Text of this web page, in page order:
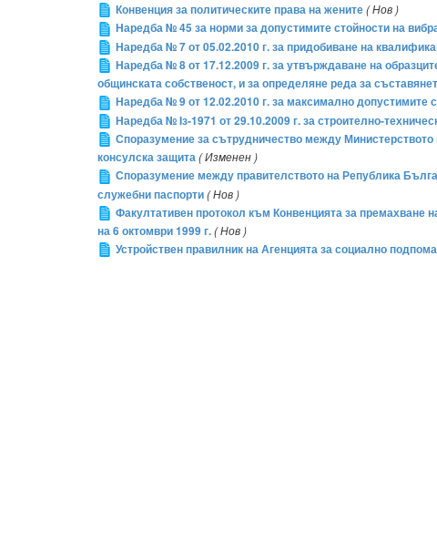
Конвенция за политическите права на жените( Нов )
Наредба № 45 за норми за допустимите стойности на
Наредба № 7 от 05.02.2010 г. за придобиване на
Наредба № 8 от 17.12.2009 г. за утвърждаване на
общинската собственост, и за определяне реда за
Наредба № 9 от 12.02.2010 г. за максимално
Наредба № Iз-1971 от 29.10.2009 г. за строително-
Споразумение за сътрудничество между
консулска защита( Изменен )
Споразумение между правителството на Република
служебни паспорти( Нов )
Факултативен протокол към Конвенцията за премахване
на 6 октомври 1999 г.( Нов )
Устройствен правилник на Агенцията за социално